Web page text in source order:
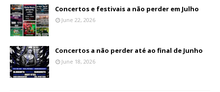
Concertos e festivais a não perder em Julho
June 22, 2026
Concertos a não perder até ao final de Junho
June 18, 2026